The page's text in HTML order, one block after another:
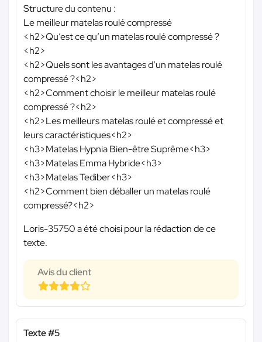
Structure du contenu :
Le meilleur matelas roulé compressé
<h2>Qu’est ce qu’un matelas roulé compressé ?
<h2>
<h2>Quels sont les avantages d’un matelas roulé
compressé ?<h2>
<h2>Comment choisir le meilleur matelas roulé
compressé ?<h2>
<h2>Les meilleurs matelas roulé et compressé et
leurs caractéristiques<h2>
<h3>Matelas Hypnia Bien-être Suprême<h3>
<h3>Matelas Emma Hybride<h3>
<h3>Matelas Tediber<h3>
<h2>Comment bien déballer un matelas roulé
compressé?<h2>
Loris-35750 a été choisi pour la rédaction de ce
texte.
Avis du client
Texte #5